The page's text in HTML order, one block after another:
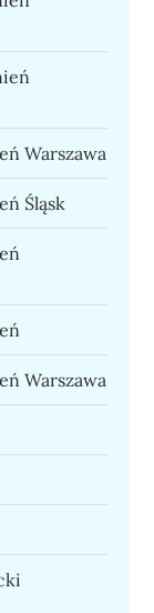
Warszawa
Śląsk
Warszawa